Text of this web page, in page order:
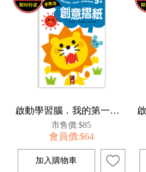
啟動學習腦．我的第一本動腦遊戲書：5歲創意摺紙
市售價:$85
會員價:$64